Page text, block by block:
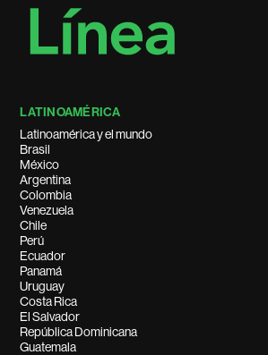
LATINOAMÉRICA
Latinoamérica y el mundo
Brasil
México
Argentina
Colombia
Venezuela
Chile
Perú
Ecuador
Panamá
Uruguay
Costa Rica
El Salvador
República Dominicana
Guatemala